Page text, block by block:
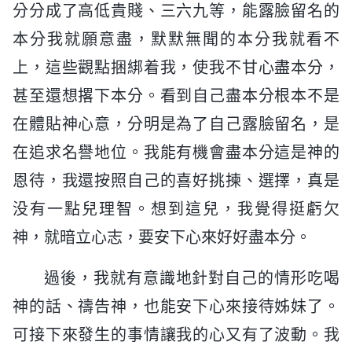
分分成了高低貴賤、三六九等，能露臉留名的
本分我就願意盡，默默無聞的本分我就看不
上，這些觀點捆綁着我，使我不甘心盡本分，
甚至還想撂下本分。看到自己盡本分根本不是
在體貼神心意，分明是為了自己露臉留名，是
在追求名譽地位。我能有機會盡本分這是神的
恩待，我還按照自己的喜好挑揀、選擇，真是
没有一點兒理智。想到這兒，我覺得挺虧欠
神，就暗立心志，要安下心來好好盡本分。
過後，我就有意識地針對自己的情形吃喝
神的話、禱告神，也能安下心來接待姊妹了。
可接下來發生的事情讓我的心又有了波動。我